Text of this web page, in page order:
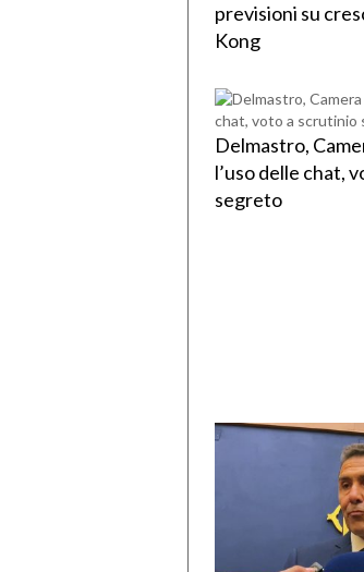
previsioni su
Kong
Delmastro,
l’uso delle chat,
segreto